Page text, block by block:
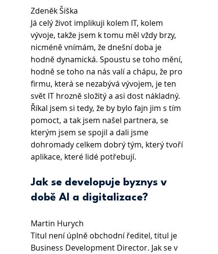
Zdeněk Šiška
Já celý život implikuji kolem IT, kolem
vývoje, takže jsem k tomu měl vždy brzy,
nicméně vnímám, že dnešní doba je
hodně dynamická. Spoustu se toho mění,
hodně se toho na nás valí a chápu, že pro
firmu, která se nezabývá vývojem, je ten
svět IT hrozně složitý a asi dost nákladný.
Říkal jsem si tedy, že by bylo fajn jim s tím
pomoct, a tak jsem našel partnera, se
kterým jsem se spojil a dali jsme
dohromady celkem dobrý tým, který tvoří
aplikace, které lidé potřebují.
Jak se developuje byznys v
době AI a digitalizace?
Martin Hurych
Titul není úplně obchodní ředitel, titul je
Business Development Director. Jak se v